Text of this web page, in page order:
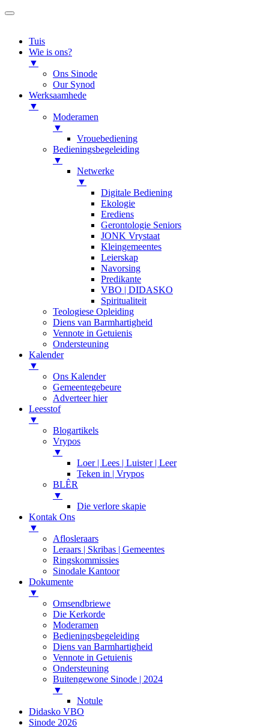
Tuis
Wie is ons?
▼
Ons Sinode
Our Synod
Werksaamhede
▼
Moderamen
▼
Vrouebediening
Bedieningsbegeleiding
▼
Netwerke
▼
Digitale Bediening
Ekologie
Erediens
Gerontologie Seniors
JONK Vrystaat
Kleingemeentes
Leierskap
Navorsing
Predikante
VBO | DIDASKO
Spiritualiteit
Teologiese Opleiding
Diens van Barmhartigheid
Vennote in Getuienis
Ondersteuning
Kalender
▼
Ons Kalender
Gemeentegebeure
Adverteer hier
Leesstof
▼
Blogartikels
Vrypos
▼
Loer | Lees | Luister | Leer
Teken in | Vrypos
BLÊR
▼
Die verlore skapie
Kontak Ons
▼
Aflosleraars
Leraars | Skribas | Gemeentes
Ringskommissies
Sinodale Kantoor
Dokumente
▼
Omsendbriewe
Die Kerkorde
Moderamen
Bedieningsbegeleiding
Diens van Barmhartigheid
Vennote in Getuienis
Ondersteuning
Buitengewone Sinode | 2024
▼
Notule
Didasko VBO
Sinode 2026